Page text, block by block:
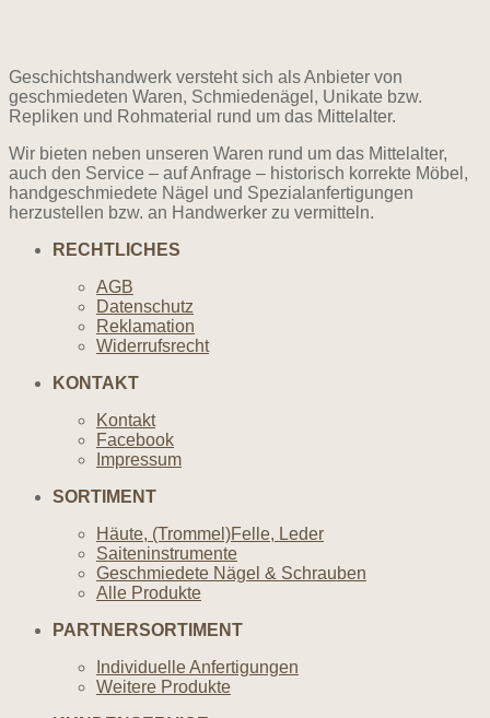
Geschichtshandwerk versteht sich als Anbieter von
geschmiedeten Waren, Schmiedenägel, Unikate bzw.
Repliken und Rohmaterial rund um das Mittelalter.
Wir bieten neben unseren Waren rund um das Mittelalter,
auch den Service – auf Anfrage – historisch korrekte Möbel,
handgeschmiedete Nägel und Spezialanfertigungen
herzustellen bzw. an Handwerker zu vermitteln.
RECHTLICHES
AGB
Datenschutz
Reklamation
Widerrufsrecht
KONTAKT
Kontakt
Facebook
Impressum
SORTIMENT
Häute, (Trommel)Felle, Leder
Saiteninstrumente
Geschmiedete Nägel & Schrauben
Alle Produkte
PARTNERSORTIMENT
Individuelle Anfertigungen
Weitere Produkte